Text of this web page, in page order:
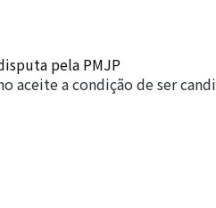
pela PMJP
aceite a condição de ser